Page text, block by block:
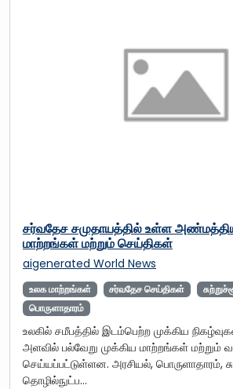
சர்வதேச சமுதாயத்தில் உள்ள
மாற்றங்கள் மற்றும் செய்திகள்
aigenerated World News
உலக மாற்றங்கள் சர்வதேச செய்திகள்
பொருளாதாரம்
உலகில் சமீபத்தில் இடம்பெற்ற முக்கிய
அளவில் பல்வேறு முக்கிய மாற்றங்கள் மற்றும்
செய்யப்பட்டுள்ளன. அரசியல், பொருளாதாரம்,
தொழில்நுட்ப…